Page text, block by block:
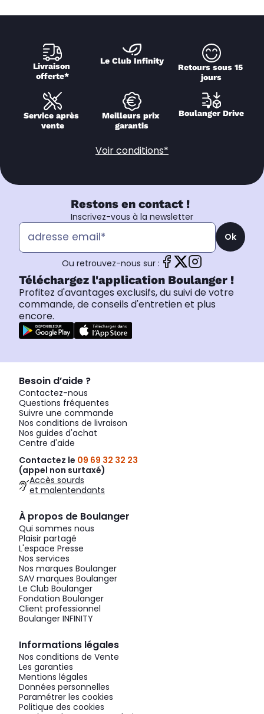
Livraison
offerte*
Le Club Infinity
Retours sous 15
jours
Service après
vente
Meilleurs prix
garantis
Boulanger Drive
Voir conditions*
Restons en contact !
Inscrivez-vous à la newsletter
Ok
Ou retrouvez-nous sur :
Téléchargez l'application Boulanger !
Profitez d'avantages exclusifs, du suivi de votre
commande, de conseils d'entretien et plus
encore.
Besoin d’aide ?
Contactez-nous
Questions fréquentes
Suivre une commande
Nos conditions de livraison
Nos guides d'achat
Centre d'aide
Contactez le 09 69 32 32 23
(appel non surtaxé)
Accès sourds
et malentendants
À propos de Boulanger
Qui sommes nous
Plaisir partagé
L'espace Presse
Nos services
Nos marques Boulanger
SAV marques Boulanger
Le Club Boulanger
Fondation Boulanger
Client professionnel
Boulanger INFINITY
Informations légales
Nos conditions de Vente
Les garanties
Mentions légales
Données personnelles
Paramétrer les cookies
Politique des cookies